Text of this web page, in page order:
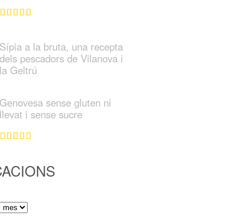
Sípia a la bruta, una recepta
dels pescadors de Vilanova i
la Geltrú
Genovesa sense gluten ni
llevat i sense sucre